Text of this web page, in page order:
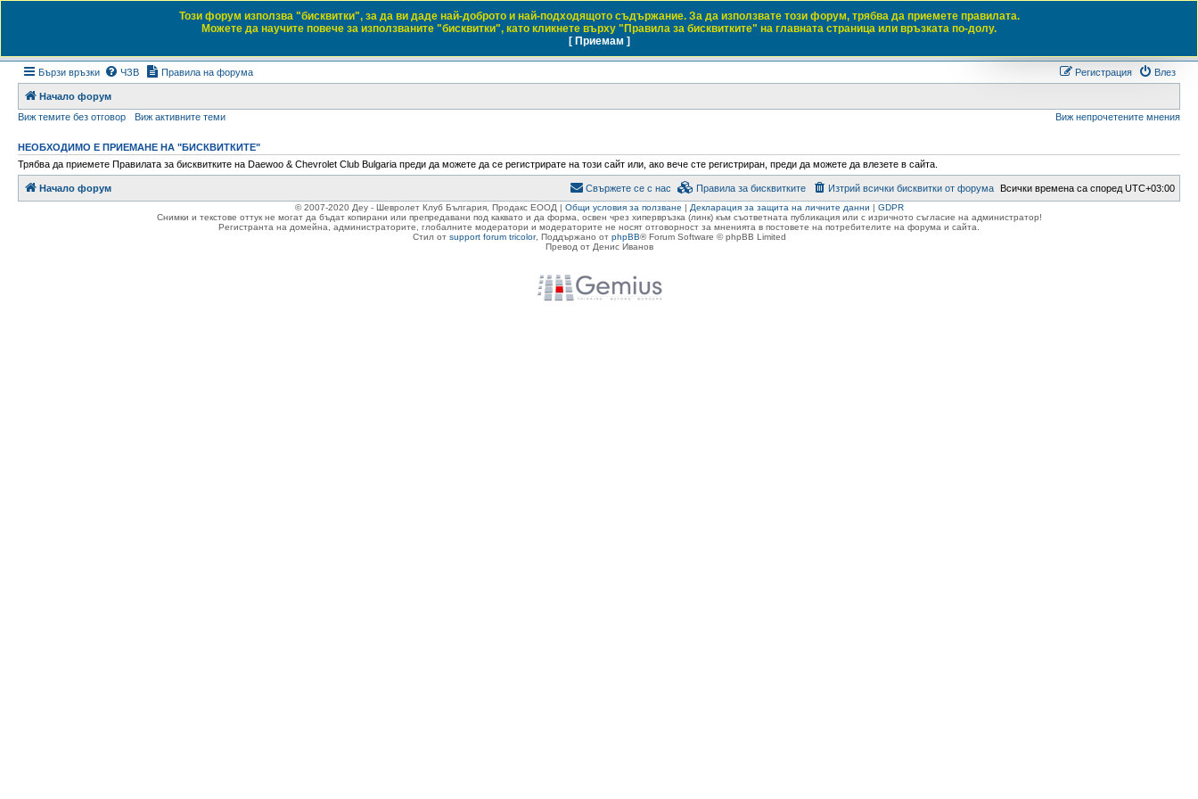
Daewoo & Chevrolet Club Bulgaria
Бързи връзки ЧЗВ Правила на форума Влез
Регистрация
Начало форум
Виж темите без отговор
Виж активните теми Виж непрочетените мнения
НЕОБХОДИМО Е ПРИЕМАНЕ НА "БИСКВИТКИТЕ"
Трябва да приемете Правилата за бисквитките на Daewoo & Chevrolet Club Bulgaria преди да можете да се регистрирате на този сайт или, ако вече сте регистриран, преди да можете да влезете в сайта.
Този форум използва "бисквитки", за да ви даде най-доброто и най-подходящото съдържание. За да използвате този форум, трябва да приемете правилата.
Можете да научите повече за използваните "бисквитки", като кликнете върху "Правила за бисквитките" на главната страница или връзката по-долу.
[ Приемам ]
Начало форум Всички времена са според UTC+03:00
Изтрий всички бисквитки от форума
Правила за бисквитките
Свържете се с нас
© 2007-2020 Деу - Шевролет Клуб България, Продакс ЕООД | Общи условия за ползване | Декларация за защита на личните данни | GDPR
Снимки и текстове оттук не могат да бъдат копирани или препредавани под каквато и да форма, освен чрез хипервръзка (линк) към съответната публикация или с изричното съгласие на администратор!
Регистранта на домейна, администраторите, глобалните модератори и модераторите не носят отговорност за мненията в постовете на потребителите на форума и сайта.
Стил от support forum tricolor, Поддържано от phpBB® Forum Software © phpBB Limited
Превод от Денис Иванов